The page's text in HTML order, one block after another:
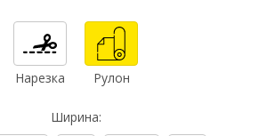
Нарезка Рулон
Ширина: